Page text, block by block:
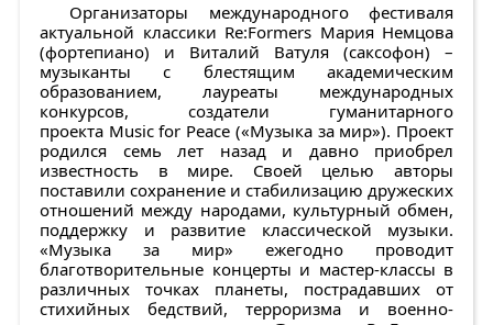
Организаторы международного фестиваля
актуальной классики Re:Formers Мария Немцова
(фортепиано) и Виталий Ватуля (саксофон) –
музыканты с блестящим академическим
образованием, лауреаты международных
конкурсов, создатели гуманитарного
проекта Music for Peace («Музыка за мир»). Проект
родился семь лет назад и давно приобрел
известность в мире. Своей целью авторы
поставили сохранение и стабилизацию дружеских
отношений между народами, культурный обмен,
поддержку и развитие классической музыки.
«Музыка за мир» ежегодно проводит
благотворительные концерты и мастер-классы в
различных точках планеты, пострадавших от
стихийных бедствий, терроризма и военно-